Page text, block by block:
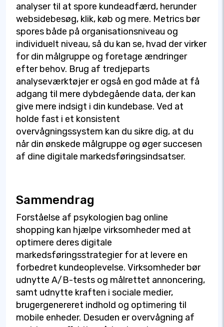
analyser til at spore kundeadfærd, herunder
websidebesøg, klik, køb og mere. Metrics bør
spores både på organisationsniveau og
individuelt niveau, så du kan se, hvad der virker
for din målgruppe og foretage ændringer
efter behov. Brug af tredjeparts
analyseværktøjer er også en god måde at få
adgang til mere dybdegående data, der kan
give mere indsigt i din kundebase. Ved at
holde fast i et konsistent
overvågningssystem kan du sikre dig, at du
når din ønskede målgruppe og øger succesen
af dine digitale markedsføringsindsatser.
Sammendrag
Forståelse af psykologien bag online
shopping kan hjælpe virksomheder med at
optimere deres digitale
markedsføringsstrategier for at levere en
forbedret kundeoplevelse. Virksomheder bør
udnytte A/B-tests og målrettet annoncering,
samt udnytte kraften i sociale medier,
brugergenereret indhold og optimering til
mobile enheder. Desuden er overvågning af